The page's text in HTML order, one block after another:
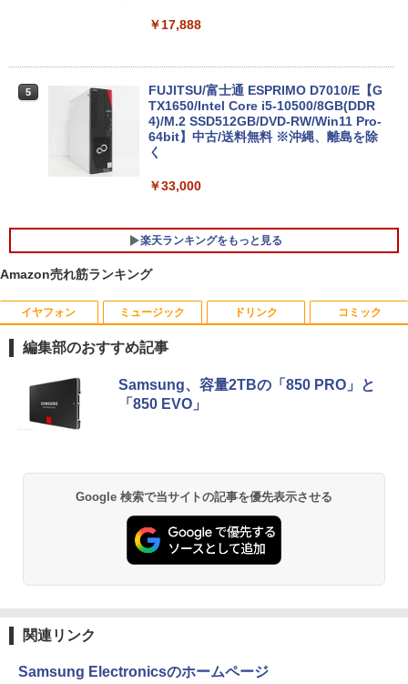
2 インチ キーボード ストーン グレー EP
2-32891
￥25,278
￥17,888
5
FUJITSU/富士通 ESPRIMO D7010/E【G
TX1650/Intel Core i5-10500/8GB(DDR
4)/M.2 SSD512GB/DVD-RW/Win11 Pro-
64bit】中古/送料無料 ※沖縄、離島を除
く
￥33,000
楽天ランキングをもっと見る
1
【マラソンセール期間中ポイント5倍】中
古モニター 19インチ スクエア 液晶ディ
スプレイ VGA / DVI端子 店長おまかせ ケ
確認済み 30日保証 送料無料
ワイド 液晶ディスプレイ FullHD/HDMI
ケーブル標準添付【中古/送料無料】※沖
縄、離島を除く
￥5,500
3
ア 液晶ディスプレイ HDMI VGA VESA準
1
[新品]はじめての世界名作えほん えほん
のおうち(1～40巻)
￥1,815
ビスから学ぶ「情報」教室1） [ 土屋 誠
Amazon売れ筋ランキング
イヤフォン
Anker Soundcore P40i オフホワイト
￥5,990
Anker Soundcore P31i ブラック
￥4,990
ミュージック
BRUCE WAYNE feat. Flo Milli, ATL Jacob
[Explicit]
BRUCE WAYNE feat. Flo Milli, ATL Jacob
￥250
ドリンク
【Amazon.co.jp限定】 い・ろ・は・す 2L P
ET ラベルレス ×8本
by Amazon 天然水 ラベルレス 500ml ×24本
ウォーター ペットボトル 静岡県産 500ミリリ
ットル (Smart Basic)
コミック
薬屋のひとりごと 17巻 (デジタル版ビッグガ
ンガンコミックス)
異世界居酒屋「のぶ」(22) (角川コミックス・
￥832
編集部のおすすめ記事
Samsung、容量2TBの「850 PRO」と
「850 EVO」
Google 検索で当サイトの記事を優先表示させる
関連リンク
Samsung Electronicsのホームページ